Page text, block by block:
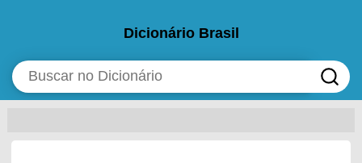
Dicionário Brasil